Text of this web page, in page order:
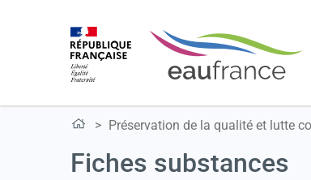
Préservation de la qualité et lutte
Fiches substances